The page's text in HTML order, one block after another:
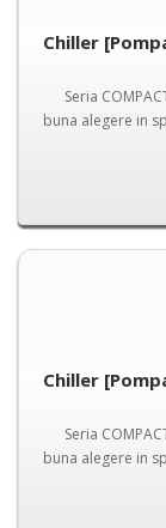
Chiller
Seria
buna alegere in
Chiller
Seria
buna alegere in